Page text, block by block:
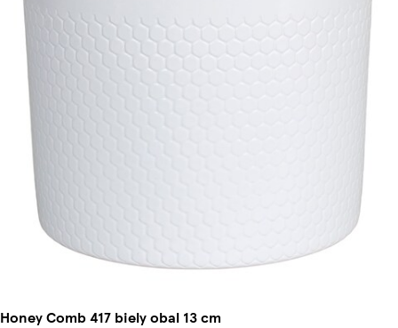
Honey Comb 417 biely obal 13 cm